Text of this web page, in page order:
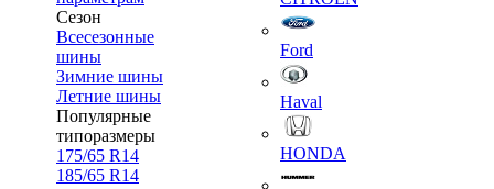
Сезон
Всесезонные
шины
Зимние шины
Летние шины
Популярные
типоразмеры
175/65 R14
185/65 R14
Ford
Haval
HONDA